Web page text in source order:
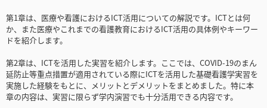
第1章は、医療や看護におけるICT活用についての解説です。ICTとは何
か、また医療やこれまでの看護教育におけるICT活用の具体例やキーワー
ドを紹介します。
第2章は、ICTを活用した実習を紹介します。ここでは、COVID-19のまん
延防止等重点措置が適用されている際にICTを活用した基礎看護学実習を
実施した経験をもとに、メリットとデメリットをまとめました。特に本
章の内容は、実習に限らず学内演習でも十分活用できる内容です。